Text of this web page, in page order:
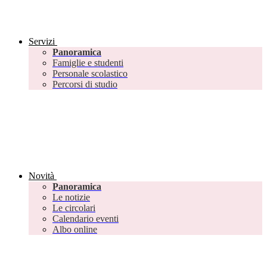
Servizi
Panoramica
Famiglie e studenti
Personale scolastico
Percorsi di studio
Novità
Panoramica
Le notizie
Le circolari
Calendario eventi
Albo online